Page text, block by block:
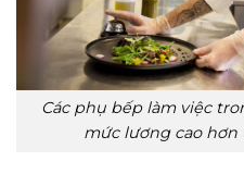
Các phụ bếp làm việc
mức lương cao